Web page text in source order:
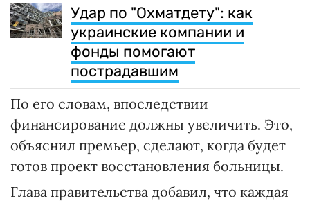
Удар по "Охматдету": как
украинские компании и
фонды помогают
пострадавшим
По его словам, впоследствии
финансирование должны увеличить. Это,
объяснил премьер, сделают, когда будет
готов проект восстановления больницы.
Глава правительства добавил, что каждая